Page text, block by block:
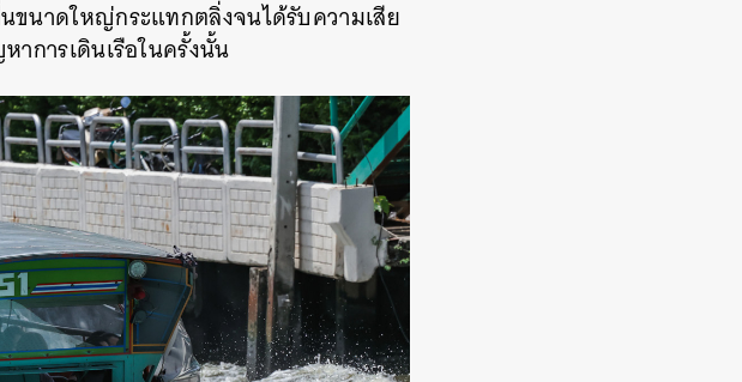
ขนาดใหญ่กระแทกตลิ่งจนได้รับความเสีย
การเดินเรือในครั้งนั้น